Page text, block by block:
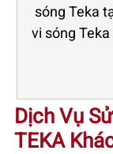
sóng Teka
vi sóng
Dịch Vụ
TEKA